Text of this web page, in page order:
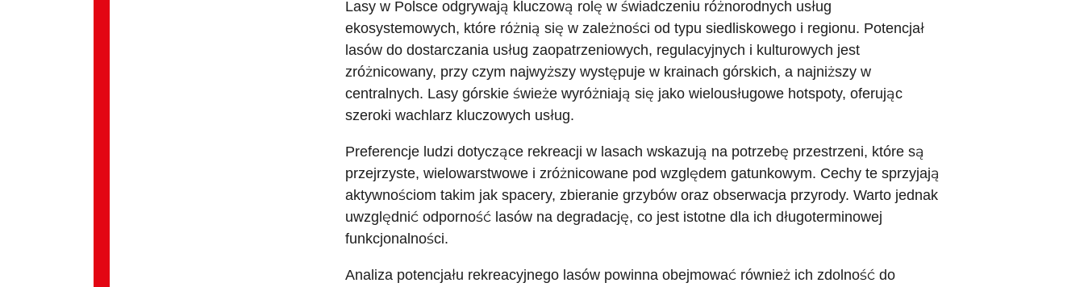
Lasy w Polsce odgrywają kluczową rolę w świadczeniu różnorodnych usług
ekosystemowych, które różnią się w zależności od typu siedliskowego i regionu. Potencjał
lasów do dostarczania usług zaopatrzeniowych, regulacyjnych i kulturowych jest
zróżnicowany, przy czym najwyższy występuje w krainach górskich, a najniższy w
centralnych. Lasy górskie świeże wyróżniają się jako wielousługowe hotspoty, oferując
szeroki wachlarz kluczowych usług.
Preferencje ludzi dotyczące rekreacji w lasach wskazują na potrzebę przestrzeni, które są
przejrzyste, wielowarstwowe i zróżnicowane pod względem gatunkowym. Cechy te sprzyjają
aktywnościom takim jak spacery, zbieranie grzybów oraz obserwacja przyrody. Warto jednak
uwzględnić odporność lasów na degradację, co jest istotne dla ich długoterminowej
funkcjonalności.
Analiza potencjału rekreacyjnego lasów powinna obejmować również ich zdolność do